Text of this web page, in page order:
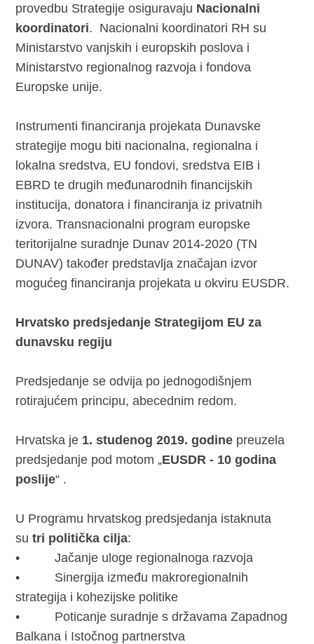
provedbu Strategije osiguravaju Nacionalni
koordinatori. Nacionalni koordinatori RH su
Ministarstvo vanjskih i europskih poslova i
Ministarstvo regionalnog razvoja i fondova
Europske unije.
Instrumenti financiranja projekata Dunavske
strategije mogu biti nacionalna, regionalna i
lokalna sredstva, EU fondovi, sredstva EIB i
EBRD te drugih međunarodnih financijskih
institucija, donatora i financiranja iz privatnih
izvora. Transnacionalni program europske
teritorijalne suradnje Dunav 2014-2020 (TN
DUNAV) također predstavlja značajan izvor
mogućeg financiranja projekata u okviru EUSDR.
Hrvatsko predsjedanje Strategijom EU za
dunavsku regiju
Predsjedanje se odvija po jednogodišnjem
rotirajućem principu, abecednim redom.
Hrvatska je 1. studenog 2019. godine preuzela
predsjedanje pod motom „EUSDR - 10 godina
poslije“ .
U Programu hrvatskog predsjedanja istaknuta
sutri politička cilja:
• Jačanje uloge regionalnoga razvoja
• Sinergija između makroregionalnih
strategija i kohezijske politike
• Poticanje suradnje s državama Zapadnog
Balkana i Istočnog partnerstva